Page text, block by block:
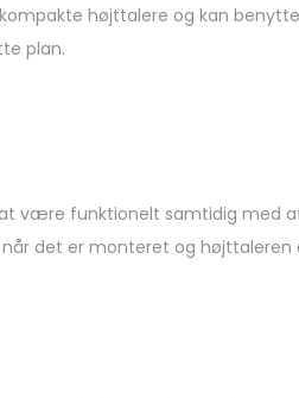
højttalere og kan
plan.
være funktionelt samtidig med
det er monteret og